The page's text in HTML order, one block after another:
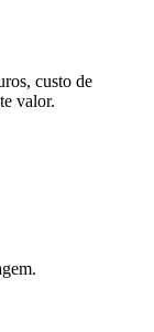
custo de
valor.